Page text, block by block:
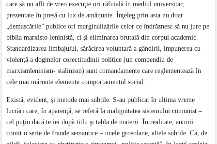
care să nu afli de vreo execuţie ori răfuială în mediul universitar,
prezentate în presă cu lux de amănunte. Înţeleg prin asta nu doar
„demascările” publice ori marginalizările celor ce îndrăznesc să nu jure pe
biblia marxisto-leninistă, ci şi eliminarea brutală din corpul academic.
Standardizarea limbajului, sărăcirea voluntară a gândirii, impunerea cu
violenţă a dogmelor corectitudinii politice (un compendiu de
marxismleninism- stalinism) sunt comandamente care reglementează în
cele mai mărunte elemente comportamentul social.
Există, evident, şi metode mai subtile. S-au publicat în ultima vreme
lucrări care, în aparenţă, se referă la malignitatea sistemului comunist –
cel puţin dacă te iei după titlu şi tabla de materii. În realitate, autorii
comit o serie de fraude semantice – unele grosolane, altele subtile. Ca, de